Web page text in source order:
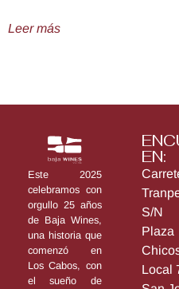
Leer más
Este 2025
celebramos con
orgullo 25 años
de Baja Wines,
una historia que
comenzó en
Los Cabos, con
el sueño de
EN:
S/N
Plaza
Local